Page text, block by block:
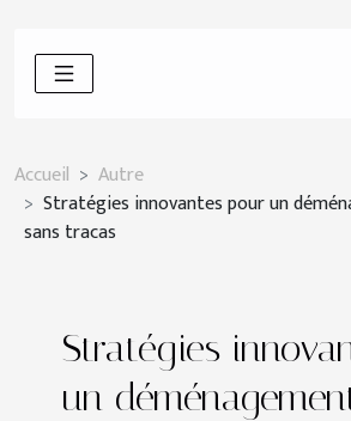
Accueil
Autre
Stratégies innovantes pour un
sans tracas
Stratégies
un